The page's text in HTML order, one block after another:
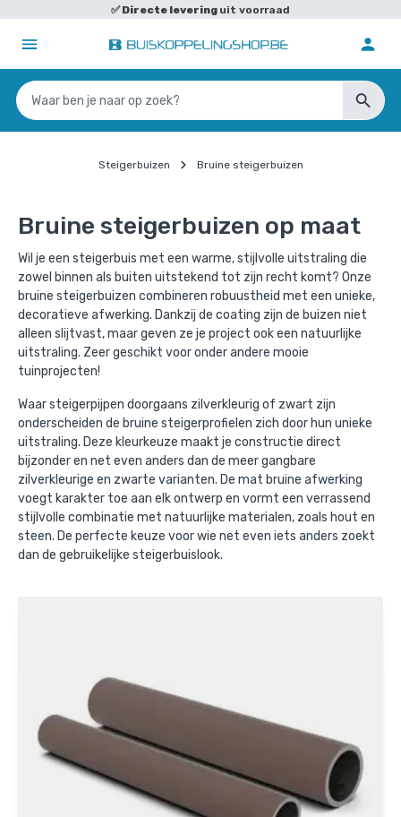
✅Directe levering uit voorraad
Steigerbuizen Bruine steigerbuizen
Bruine steigerbuizen op maat
Wil je een steigerbuis met een warme, stijlvolle uitstraling die
zowel binnen als buiten uitstekend tot zijn recht komt? Onze
bruine steigerbuizen combineren robuustheid met een unieke,
decoratieve afwerking. Dankzij de coating zijn de buizen niet
alleen slijtvast, maar geven ze je project ook een natuurlijke
uitstraling. Zeer geschikt voor onder andere mooie
tuinprojecten!
Waar steigerpijpen doorgaans zilverkleurig of zwart zijn
onderscheiden de bruine steigerprofielen zich door hun unieke
uitstraling. Deze kleurkeuze maakt je constructie direct
bijzonder en net even anders dan de meer gangbare
zilverkleurige en zwarte varianten. De mat bruine afwerking
voegt karakter toe aan elk ontwerp en vormt een verrassend
stijlvolle combinatie met natuurlijke materialen, zoals hout en
steen. De perfecte keuze voor wie net even iets anders zoekt
dan de gebruikelijke steigerbuislook.